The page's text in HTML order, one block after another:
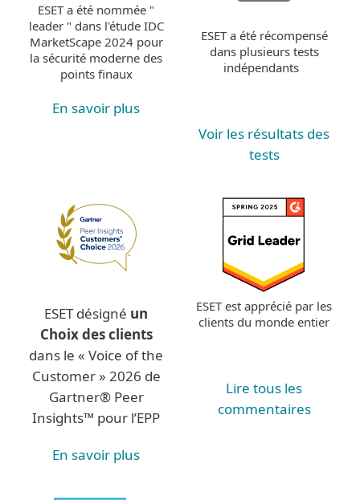
ESET a été nommée "
leader " dans l'étude IDC
MarketScape 2024 pour
la sécurité moderne des
points finaux
En savoir plus
ESET a été récompensé
dans plusieurs tests
indépendants
Voir les résultats des
tests
ESET désigné un
Choix des clients
dans le « Voice of the
Customer » 2026 de
Gartner® Peer
Insights™ pour l’EPP
En savoir plus
ESET est apprécié par les
clients du monde entier
Lire tous les
commentaires